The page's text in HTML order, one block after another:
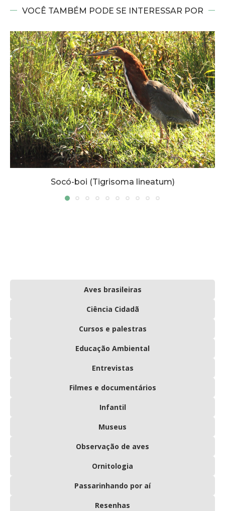
VOCÊ TAMBÉM PODE SE INTERESSAR POR
Socó-boi (Tigrisoma lineatum)
Aves brasileiras
Ciência Cidadã
Cursos e palestras
Educação Ambiental
Entrevistas
Filmes e documentários
Infantil
Museus
Observação de aves
Ornitologia
Passarinhando por aí
Resenhas